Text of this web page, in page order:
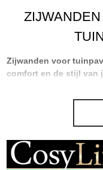
Zijwanden voor
comfort en de stijl van
om het hele jaar door
kiest voor een klassiek
accessoires maken het
accessoires toe te